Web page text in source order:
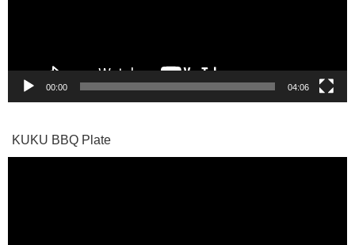
00:00 04:06
KUKU BBQ Plate